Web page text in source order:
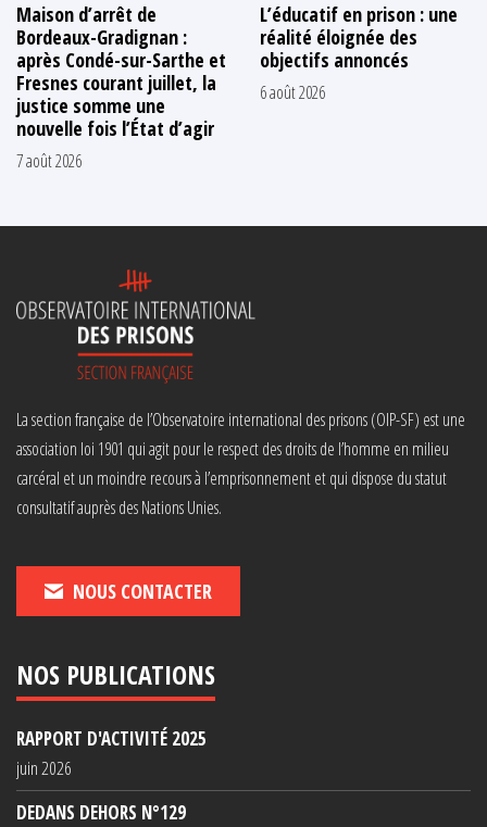
Maison d’arrêt de
Bordeaux-Gradignan :
après Condé-sur-Sarthe et
Fresnes courant juillet, la
justice somme une
nouvelle fois l’État d’agir
7 août 2026
L’éducatif en prison : une
réalité éloignée des
objectifs annoncés
6 août 2026
La section française de l’Observatoire international des prisons (OIP-SF) est une
association loi 1901 qui agit pour le respect des droits de l’homme en milieu
carcéral et un moindre recours à l’emprisonnement et qui dispose du statut
consultatif auprès des Nations Unies.
NOUS CONTACTER
NOS PUBLICATIONS
RAPPORT D'ACTIVITÉ 2025
juin 2026
DEDANS DEHORS N°129